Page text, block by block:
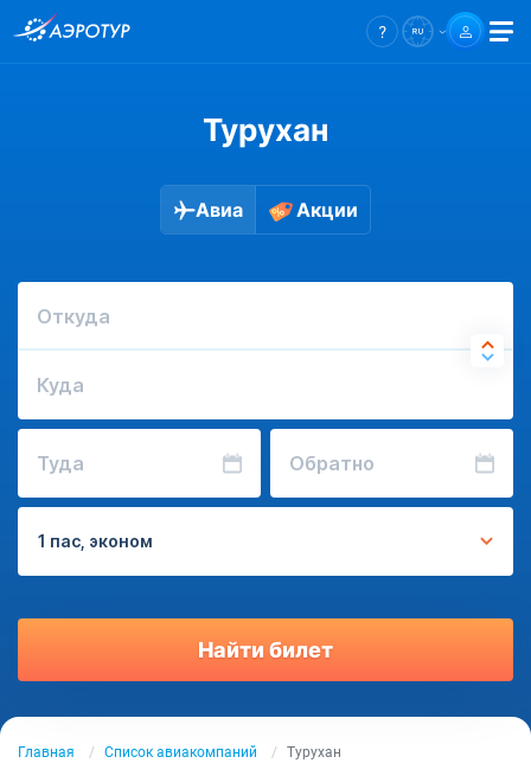
Турухан
Авиа Акции
Откуда
Куда
Туда Обратно
1 пас, эконом
Найти билет
Главная Список авиакомпаний Турухан